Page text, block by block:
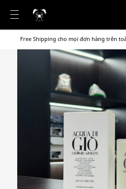
Free Shipping cho mọi đơn hàng trên